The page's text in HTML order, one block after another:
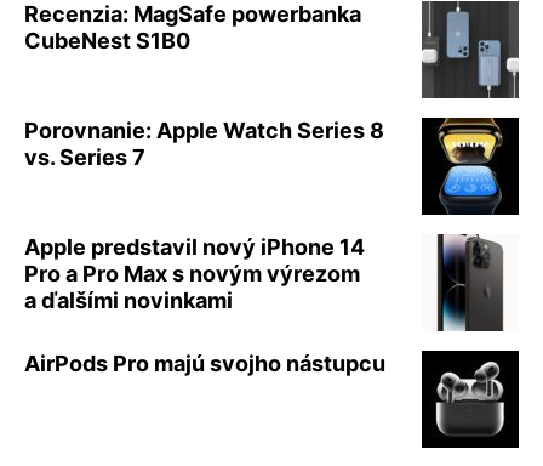
Recenzia: MagSafe powerbanka
CubeNest S1B0
Porovnanie: Apple Watch Series 8
vs. Series 7
Apple predstavil nový iPhone 14
Pro a Pro Max s novým výrezom
a ďalšími novinkami
AirPods Pro majú svojho nástupcu